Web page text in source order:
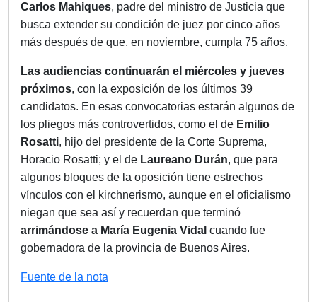
Carlos Mahiques, padre del ministro de Justicia que
busca extender su condición de juez por cinco años
más después de que, en noviembre, cumpla 75 años.
Las audiencias continuarán el miércoles y jueves
próximos, con la exposición de los últimos 39
candidatos. En esas convocatorias estarán algunos de
los pliegos más controvertidos, como el de Emilio
Rosatti, hijo del presidente de la Corte Suprema,
Horacio Rosatti; y el de Laureano Durán, que para
algunos bloques de la oposición tiene estrechos
vínculos con el kirchnerismo, aunque en el oficialismo
niegan que sea así y recuerdan que terminó
arrimándose a María Eugenia Vidal cuando fue
gobernadora de la provincia de Buenos Aires.
Fuente de la nota